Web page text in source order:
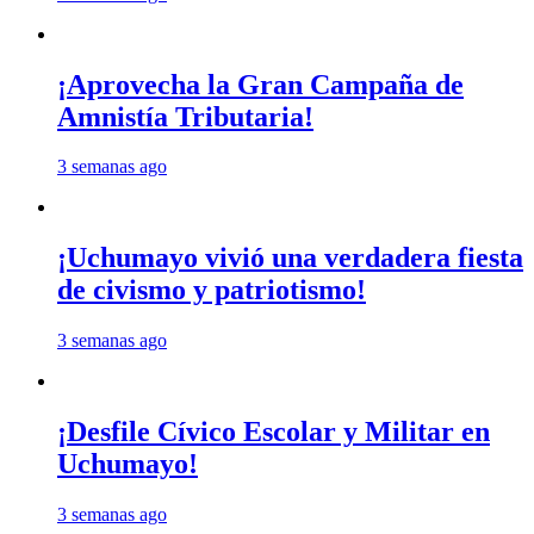
¡Aprovecha la Gran Campaña de
Amnistía Tributaria!
3 semanas ago
¡Uchumayo vivió una verdadera fiesta
de civismo y patriotismo!
3 semanas ago
¡Desfile Cívico Escolar y Militar en
Uchumayo!
3 semanas ago